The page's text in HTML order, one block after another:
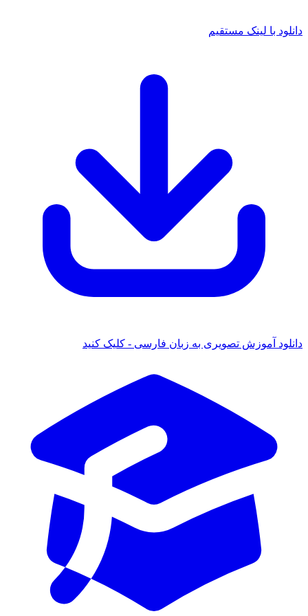
با لینک مستقیم
آموزش تصویری به زبان فارسی - کلیک کنید